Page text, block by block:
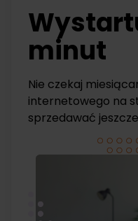
minut
Nie czekaj
internetowego na
sprzedawać